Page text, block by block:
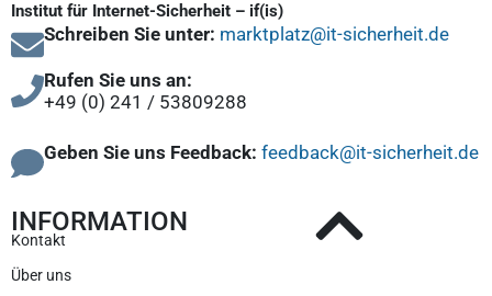
Institut für Internet-Sicherheit – if(is)
Schreiben Sie unter: marktplatz@it-sicherheit.de
Rufen Sie uns an:
+49 (0) 241 / 53809288
Geben Sie uns Feedback: feedback@it-sicherheit.de
INFORMATION
Kontakt
Über uns